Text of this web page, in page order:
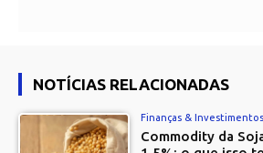
NOTÍCIAS RELACIONADAS
Finanças & Investimentos
Commodity da